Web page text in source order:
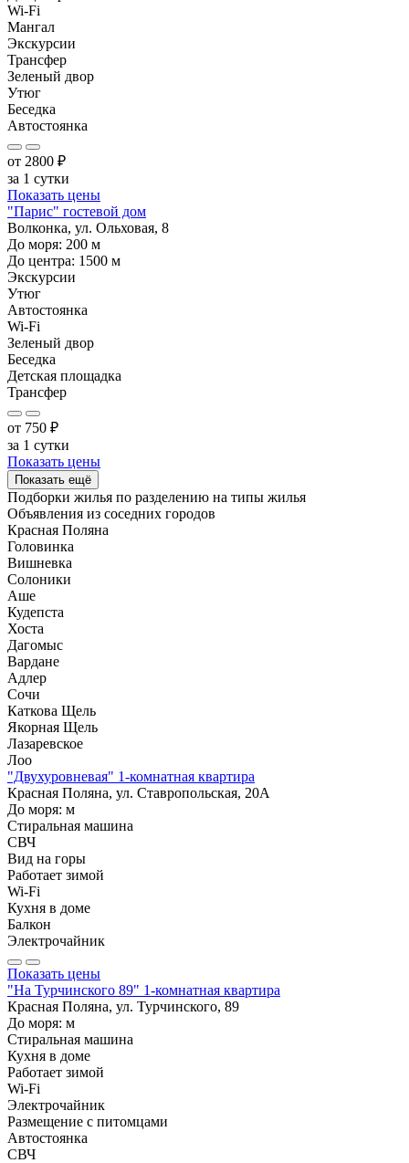
Wi-Fi
Мангал
Экскурсии
Трансфер
Зеленый двор
Утюг
Беседка
Автостоянка
от 2800 ₽
за 1 сутки
Показать цены
"Парис" гостевой дом
Волконка, ул. Ольховая, 8
До моря: 200 м
До центра: 1500 м
Экскурсии
Утюг
Автостоянка
Wi-Fi
Зеленый двор
Беседка
Детская площадка
Трансфер
от 750 ₽
за 1 сутки
Показать цены
Показать ещё
Подборки жилья по разделению на типы жилья
Объявления из соседних городов
Красная Поляна
Головинка
Вишневка
Солоники
Аше
Кудепста
Хоста
Дагомыс
Вардане
Адлер
Сочи
Каткова Щель
Якорная Щель
Лазаревское
Лоо
"Двухуровневая" 1-комнатная квартира
Красная Поляна, ул. Ставропольская, 20А
До моря: м
Стиральная машина
СВЧ
Вид на горы
Работает зимой
Wi-Fi
Кухня в доме
Балкон
Электрочайник
Показать цены
"На Турчинского 89" 1-комнатная квартира
Красная Поляна, ул. Турчинского, 89
До моря: м
Стиральная машина
Кухня в доме
Работает зимой
Wi-Fi
Электрочайник
Размещение с питомцами
Автостоянка
СВЧ